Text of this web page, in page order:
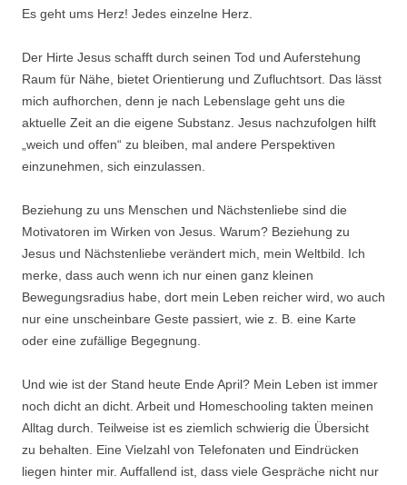
Es geht ums Herz! Jedes einzelne Herz.
Der Hirte Jesus schafft durch seinen Tod und Auferstehung
Raum für Nähe, bietet Orientierung und Zufluchtsort. Das lässt
mich aufhorchen, denn je nach Lebenslage geht uns die
aktuelle Zeit an die eigene Substanz. Jesus nachzufolgen hilft
„weich und offen“ zu bleiben, mal andere Perspektiven
einzunehmen, sich einzulassen.
Beziehung zu uns Menschen und Nächstenliebe sind die
Motivatoren im Wirken von Jesus. Warum? Beziehung zu
Jesus und Nächstenliebe verändert mich, mein Weltbild. Ich
merke, dass auch wenn ich nur einen ganz kleinen
Bewegungsradius habe, dort mein Leben reicher wird, wo auch
nur eine unscheinbare Geste passiert, wie z. B. eine Karte
oder eine zufällige Begegnung.
Und wie ist der Stand heute Ende April? Mein Leben ist immer
noch dicht an dicht. Arbeit und Homeschooling takten meinen
Alltag durch. Teilweise ist es ziemlich schwierig die Übersicht
zu behalten. Eine Vielzahl von Telefonaten und Eindrücken
liegen hinter mir. Auffallend ist, dass viele Gespräche nicht nur